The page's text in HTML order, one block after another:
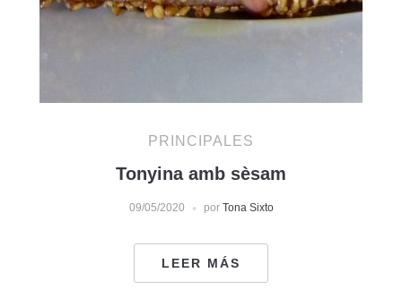
PRINCIPALES
Tonyina amb sèsam
09/05/2020 por Tona Sixto
LEER MÁS